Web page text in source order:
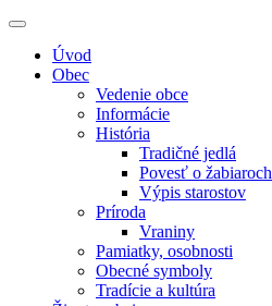
Úvod
Obec
Vedenie obce
Informácie
História
Tradičné jedlá
Povesť o žabiaroch
Výpis starostov
Príroda
Vraniny
Pamiatky, osobnosti
Obecné symboly
Tradície a kultúra